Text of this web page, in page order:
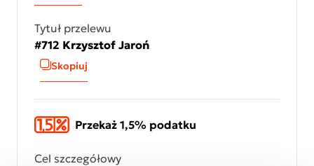
Tytuł przelewu
#712 Krzysztof Jaroń
Skopiuj
Przekaż 1,5% podatku
Cel szczegółowy